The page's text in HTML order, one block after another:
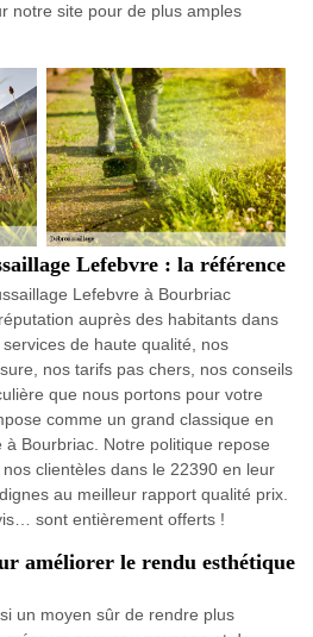
notre site pour de plus amples
Lefebvre : la référence
Lefebvre à Bourbriac
auprès des habitants dans
de haute qualité, nos
nos tarifs pas chers, nos conseils
que nous portons pour votre
comme un grand classique en
Bourbriac. Notre politique repose
clientèles dans le 22390 en leur
au meilleur rapport qualité prix.
sont entièrement offerts !
améliorer le rendu esthétique
un moyen sûr de rendre plus